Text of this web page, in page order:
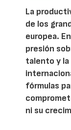
La
de los
europea.
presión
talento y
fórmulas
ni su